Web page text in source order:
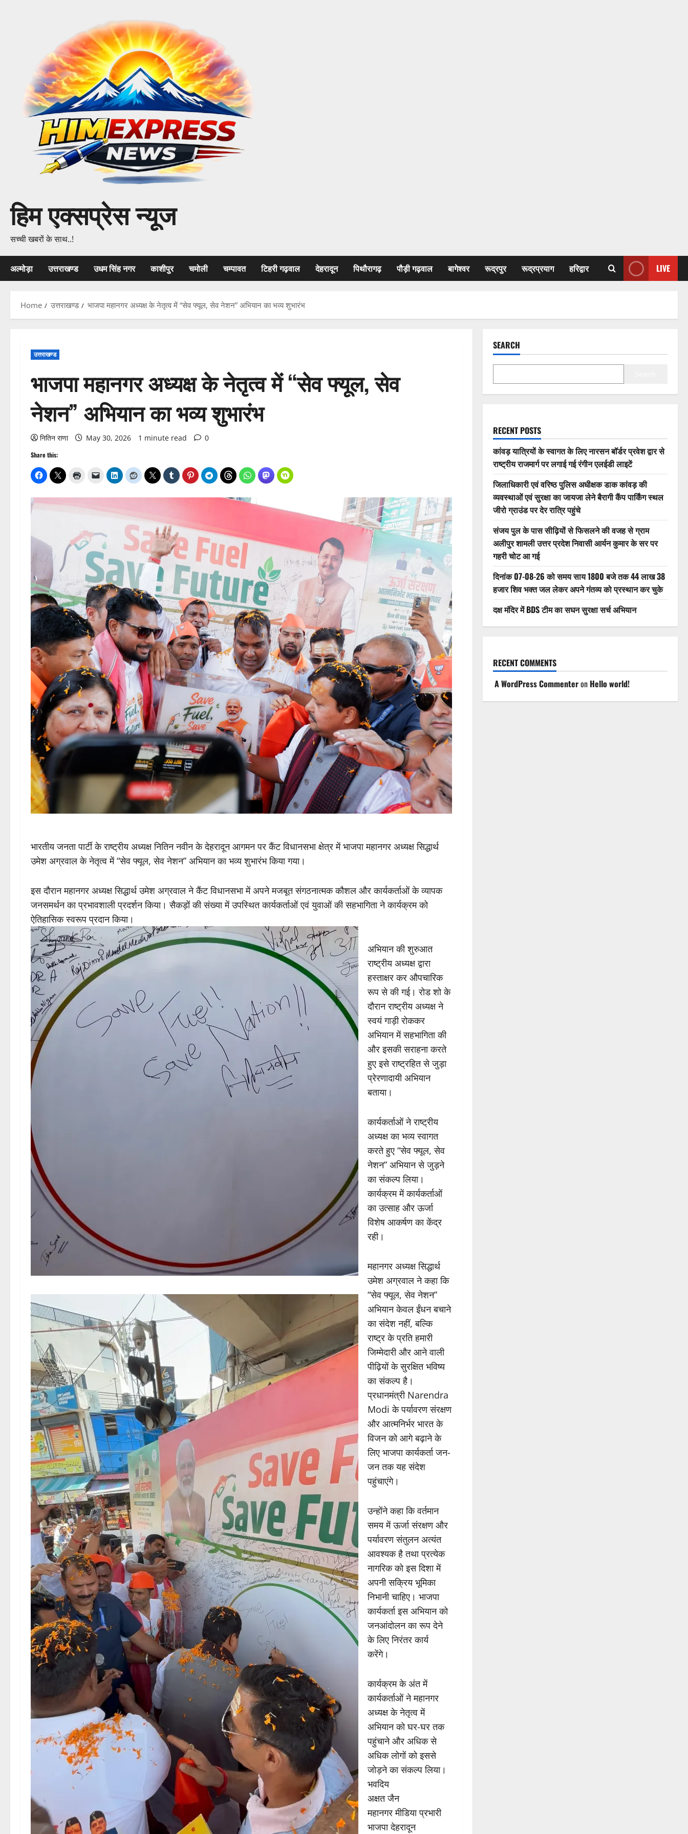
हिम एक्सप्रेस न्यूज
सच्ची खबरों के साथ..!
अल्मोड़ा उत्तराखण्ड उधम सिंह नगर काशीपुर चमोली चम्पावत टिहरी गढ़वाल देहरादून पिथौरागढ़ पौड़ी गढ़वाल बागेश्वर रूद्रपुर रूद्रप्रयाग हरिद्वार LIVE
Home उत्तराखण्ड भाजपा महानगर अध्यक्ष के नेतृत्व में “सेव फ्यूल, सेव नेशन” अभियान का भव्य शुभारंभ
उत्तराखण्ड
भाजपा महानगर अध्यक्ष के नेतृत्व में “सेव फ्यूल, सेव
नेशन” अभियान का भव्य शुभारंभ
नितिन राणा May 30, 2026 1 minute read 0
Share this:
भारतीय जनता पार्टी के राष्ट्रीय अध्यक्ष नितिन नवीन के देहरादून आगमन पर कैंट विधानसभा क्षेत्र में भाजपा महानगर अध्यक्ष सिद्धार्थ
उमेश अग्रवाल के नेतृत्व में “सेव फ्यूल, सेव नेशन” अभियान का भव्य शुभारंभ किया गया।
इस दौरान महानगर अध्यक्ष सिद्धार्थ उमेश अग्रवाल ने कैंट विधानसभा में अपने मजबूत संगठनात्मक कौशल और कार्यकर्ताओं के व्यापक
जनसमर्थन का प्रभावशाली प्रदर्शन किया। सैकड़ों की संख्या में उपस्थित कार्यकर्ताओं एवं युवाओं की सहभागिता ने कार्यक्रम को
ऐतिहासिक स्वरूप प्रदान किया।
अभियान की शुरुआत
राष्ट्रीय अध्यक्ष द्वारा
हस्ताक्षर कर औपचारिक
रूप से की गई। रोड शो के
दौरान राष्ट्रीय अध्यक्ष ने
स्वयं गाड़ी रोककर
अभियान में सहभागिता की
और इसकी सराहना करते
हुए इसे राष्ट्रहित से जुड़ा
प्रेरणादायी अभियान
बताया।
कार्यकर्ताओं ने राष्ट्रीय
अध्यक्ष का भव्य स्वागत
करते हुए “सेव फ्यूल, सेव
नेशन” अभियान से जुड़ने
का संकल्प लिया।
कार्यक्रम में कार्यकर्ताओं
का उत्साह और ऊर्जा
विशेष आकर्षण का केंद्र
रही।
महानगर अध्यक्ष सिद्धार्थ
उमेश अग्रवाल ने कहा कि
“सेव फ्यूल, सेव नेशन”
अभियान केवल ईंधन बचाने
का संदेश नहीं, बल्कि
राष्ट्र के प्रति हमारी
जिम्मेदारी और आने वाली
पीढ़ियों के सुरक्षित भविष्य
का संकल्प है।
प्रधानमंत्री Narendra
Modi के पर्यावरण संरक्षण
और आत्मनिर्भर भारत के
विजन को आगे बढ़ाने के
लिए भाजपा कार्यकर्ता जन-
जन तक यह संदेश
पहुंचाएंगे।
उन्होंने कहा कि वर्तमान
समय में ऊर्जा संरक्षण और
पर्यावरण संतुलन अत्यंत
आवश्यक है तथा प्रत्येक
नागरिक को इस दिशा में
अपनी सक्रिय भूमिका
निभानी चाहिए। भाजपा
कार्यकर्ता इस अभियान को
जनआंदोलन का रूप देने
के लिए निरंतर कार्य
करेंगे।
कार्यक्रम के अंत में
कार्यकर्ताओं ने महानगर
अध्यक्ष के नेतृत्व में
अभियान को घर-घर तक
पहुंचाने और अधिक से
अधिक लोगों को इससे
जोड़ने का संकल्प लिया।
भवदिय
अक्षत जैन
महानगर मीडिया प्रभारी
भाजपा देहरादून
SEARCH
RECENT POSTS
कांवड़ यात्रियों के स्वागत के लिए नारसन बॉर्डर प्रवेश द्वार से
राष्ट्रीय राजमार्ग पर लगाई गई रंगीन एलईडी लाइटें
जिलाधिकारी एवं वरिष्ठ पुलिस अधीक्षक डाक कांवड़ की
व्यवस्थाओं एवं सुरक्षा का जायजा लेने बैरागी कैंप पार्किंग स्थल
जीरो ग्राउंड पर देर रात्रि पहुंचे
संजय पुल के पास सीढ़ियों से फिसलने की वजह से ग्राम
अलीपुर शामली उत्तर प्रदेश निवासी आर्यन कुमार के सर पर
गहरी चोट आ गई
दिनांक 07-08-26 को समय साय 1800 बजे तक 44 लाख 38
हजार शिव भक्त जल लेकर अपने गंतव्य को प्रस्थान कर चुके
दक्ष मंदिर में BDS टीम का सघन सुरक्षा सर्च अभियान
RECENT COMMENTS
A WordPress Commenteron Hello world!